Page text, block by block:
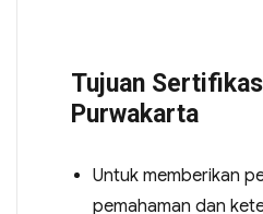
Tujuan
Purwakarta
Untuk memberikan
pemahaman dan